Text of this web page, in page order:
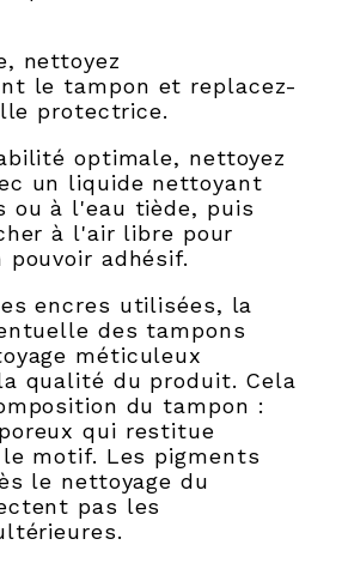
nettoyez
le tampon et replacez-
protectrice.
optimale, nettoyez
un liquide nettoyant
ou à l'eau tiède, puis
à l'air libre pour
pouvoir adhésif.
encres utilisées, la
des tampons
méticuleux
qualité du produit. Cela
du tampon :
qui restitue
motif. Les pigments
le nettoyage du
pas les